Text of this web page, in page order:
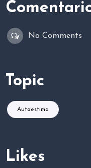
No Comments
Topic
Autoestima
Likes